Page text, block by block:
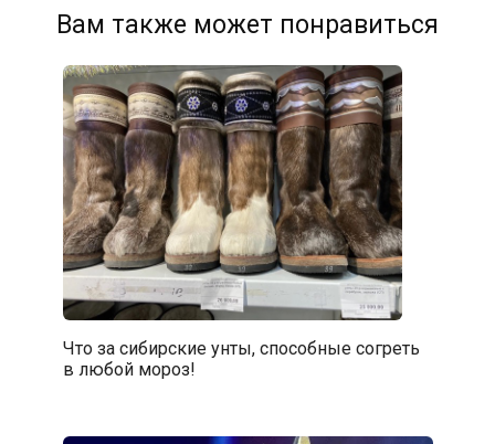
Вам также может понравиться
Что за сибирские унты, способные согреть
в любой мороз!